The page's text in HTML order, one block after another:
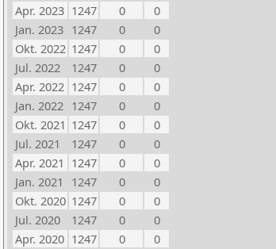
Apr. 2023 1247 0
0
Jan. 2023 1247 0
0
Okt. 2022 1247 0
0
Jul. 2022
1247 0
0
Apr. 2022 1247 0
0
Jan. 2022 1247 0
0
Okt. 2021 1247 0
0
Jul. 2021
1247 0
0
Apr. 2021 1247 0
0
Jan. 2021
1247 0
0
Okt. 2020 1247 0
0
Jul. 2020
1247 0
0
Apr. 2020 1247 0
0